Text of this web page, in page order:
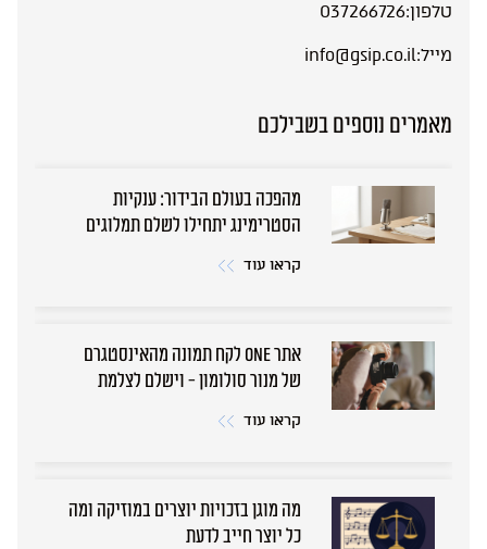
טלפון:037266726
מייל:info@gsip.co.il
מאמרים נוספים בשבילכם
מהפכה בעולם הבידור: ענקיות
הסטרימינג יתחילו לשלם תמלוגים
קראו עוד
אתר ONE לקח תמונה מהאינסטגרם
של מנור סולומון - וישלם לצלמת
קראו עוד
מה מוגן בזכויות יוצרים במוזיקה ומה
כל יוצר חייב לדעת